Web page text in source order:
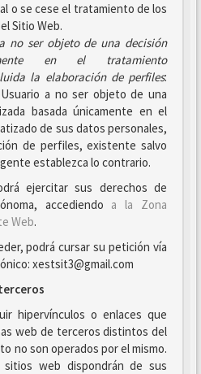
o se cese el tratamiento de los
Sitio Web.
a no ser objeto de una decisión
en el tratamiento
la elaboración de perfiles:
a no ser objeto de una
basada únicamente en el
de sus datos personales,
de perfiles, existente salvo
establezca lo contrario.
ejercitar sus derechos de
accediendo a la Zona
Web.
podrá cursar su petición vía
xestsit3@gmail.com
hipervínculos o enlaces que
web de terceros distintos del
no son operados por el mismo.
web dispondrán de sus